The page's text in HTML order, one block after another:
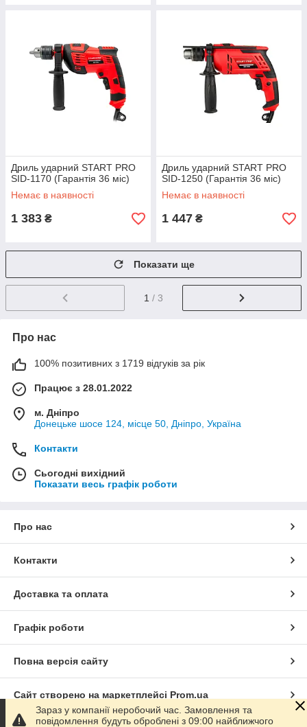
Дриль ударний START PRO
SID-1170 (Гарантія 36 міс)
Немає в наявності
1 383 ₴
Дриль ударний START PRO
SID-1250 (Гарантія 36 міс)
Немає в наявності
1 447 ₴
Показати ще
1 / 3
Про нас
100% позитивних з 1719 відгуків за рік
Працює з 28.01.2022
м. Дніпро
Донецьке шосе 124, місце 50, Дніпро, Україна
Контакти
Сьогодні вихідний
Показати весь графік роботи
Про нас
Контакти
Доставка та оплата
Графік роботи
Повна версія сайту
Сайт створено на маркетплейсі Prom.ua
Зараз у компанії неробочий час. Замовлення та
повідомлення будуть оброблені з 09:00 найближчого